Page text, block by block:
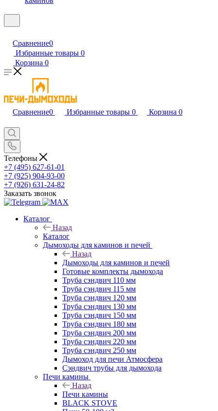
Сравнение0
Избранные товары 0
Корзина 0
Сравнение0 Избранные товары 0 Корзина 0
Телефоны
+7 (495) 627-61-01
+7 (925) 904-93-00
+7 (926) 631-24-82
Заказать звонок
Каталог
Назад
Каталог
Дымоходы для каминов и печей
Назад
Дымоходы для каминов и печей
Готовые комплекты дымохода
Труба сэндвич 110 мм
Труба сэндвич 115 мм
Труба сэндвич 120 мм
Труба сэндвич 130 мм
Труба сэндвич 150 мм
Труба сэндвич 180 мм
Труба сэндвич 200 мм
Труба сэндвич 220 мм
Труба сэндвич 250 мм
Дымоход для печи Атмосфера
Сэндвич трубы для дымохода
Печи камины
Назад
Печи камины
BLACK STOVE